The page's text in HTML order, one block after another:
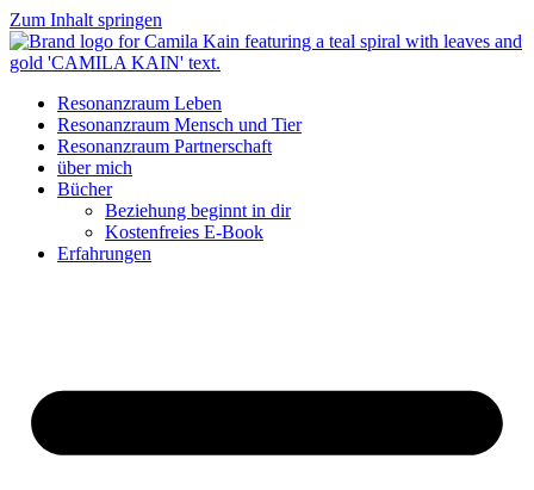
Zum Inhalt springen
Resonanzraum Leben
Resonanzraum Mensch und Tier
Resonanzraum Partnerschaft
über mich
Bücher
Beziehung beginnt in dir
Kostenfreies E-Book
Erfahrungen